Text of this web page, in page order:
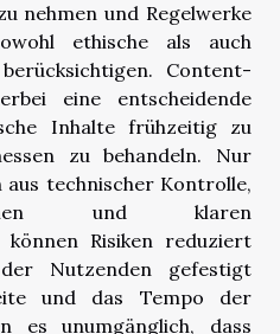
nehmen und Regelwerke
ethische als auch
Content-
eine entscheidende
Inhalte frühzeitig zu
zu behandeln. Nur
technischer Kontrolle,
und klaren
können Risiken reduziert
Nutzenden gefestigt
und das Tempo der
es unumgänglich, dass